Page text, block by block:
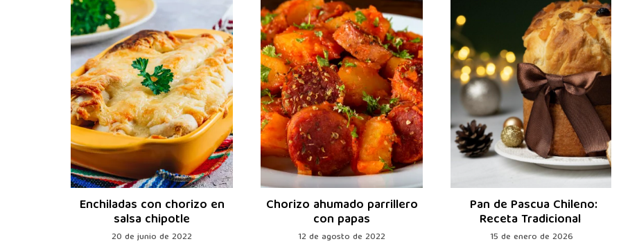
Enchiladas con chorizo en
salsa chipotle
20 de junio de 2022
Chorizo ahumado parrillero
con papas
12 de agosto de 2022
Pan de Pascua Chileno:
Receta Tradicional
15 de enero de 2026